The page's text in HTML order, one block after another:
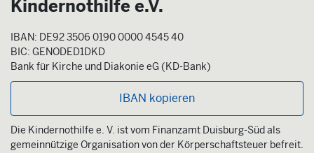
Kindernothilfe e.V.
IBAN: DE92 3506 0190 0000 4545 40
BIC: GENODED1DKD
Bank für Kirche und Diakonie eG (KD-Bank)
IBAN kopieren
Die Kindernothilfe e. V. ist vom Finanzamt Duisburg-Süd als
gemeinnützige Organisation von der Körperschaftsteuer befreit.